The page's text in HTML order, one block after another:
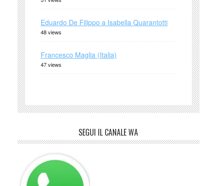
Eduardo De Filippo a Isabella Quarantotti
48 views
Francesco Maglia (Italia)
47 views
SEGUI IL CANALE WA